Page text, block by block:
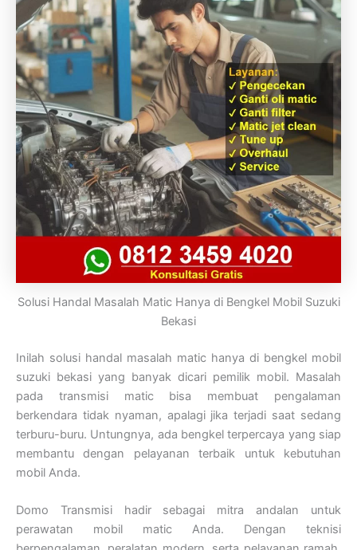
Solusi Handal Masalah Matic Hanya di Bengkel Mobil Suzuki
Bekasi
Inilah solusi handal masalah matic hanya di bengkel mobil
suzuki bekasi yang banyak dicari pemilik mobil. Masalah
pada transmisi matic bisa membuat pengalaman
berkendara tidak nyaman, apalagi jika terjadi saat sedang
terburu-buru. Untungnya, ada bengkel terpercaya yang siap
membantu dengan pelayanan terbaik untuk kebutuhan
mobil Anda.
Domo Transmisi hadir sebagai mitra andalan untuk
perawatan mobil matic Anda. Dengan teknisi